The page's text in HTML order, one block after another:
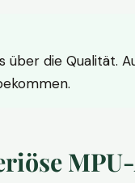
über die Qualität.